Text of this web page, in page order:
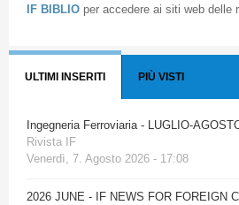
IF BIBLIO per accedere ai siti web delle
ULTIMI INSERITI PIÙ VISTI
Ingegneria Ferroviaria - LUGLIO-
Rivista IF
Venerdì, 7. Agosto 2026 - 17:08
2026 JUNE - IF NEWS FOR FOREIGN